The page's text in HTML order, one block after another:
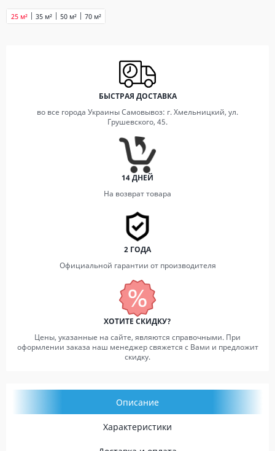
25 м² 35 м² 50 м² 70 м²
БЫСТРАЯ ДОСТАВКА
во все города Украины Самовывоз: г. Хмельницкий, ул.
Грушевского, 45.
14 ДНЕЙ
На возврат товара
2 ГОДА
Официальной гарантии от производителя
ХОТИТЕ СКИДКУ?
Цены, указанные на сайте, являются справочными. При
оформлении заказа наш менеджер свяжется с Вами и предложит
скидку.
Описание
Характеристики